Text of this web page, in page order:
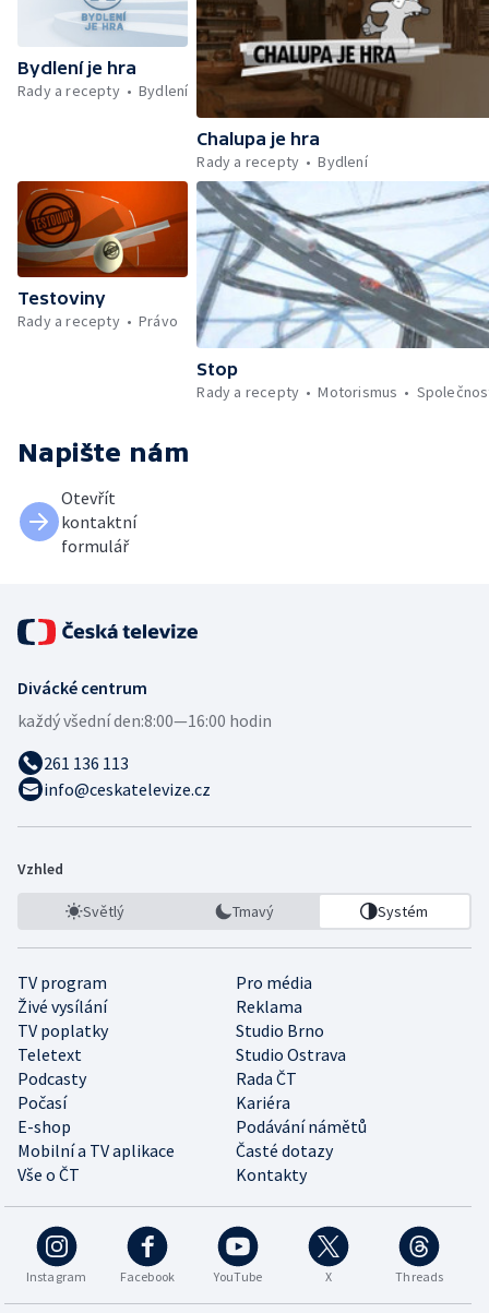
Bydlení je hra
Rady a recepty
Bydlení
Chalupa je hra
Rady a recepty
Bydlení
Testoviny
Rady a recepty
Právo
Stop
Rady a recepty
Motorismus
Napište nám
Otevřít
kontaktní
formulář
Divácké centrum
každý všední den:8:00—16:00 hodin
261 136 113
info@ceskatelevize.cz
Vzhled
Světlý Tmavý Systém
TV program
Pro média
Živé vysílání
Reklama
TV poplatky
Studio Brno
Teletext
Studio Ostrava
Podcasty
Rada ČT
Počasí
Kariéra
E-shop
Podávání námětů
Mobilní a TV aplikace
Časté dotazy
Vše o ČT
Kontakty
Instagram Facebook YouTube X Threads